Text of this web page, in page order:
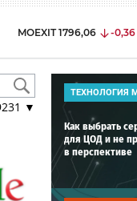
MOEXIT 1796,06 -0,36
▼
ТЕХНОЛОГИЯ
Как выбрать
для ЦОД и не
в перспективе